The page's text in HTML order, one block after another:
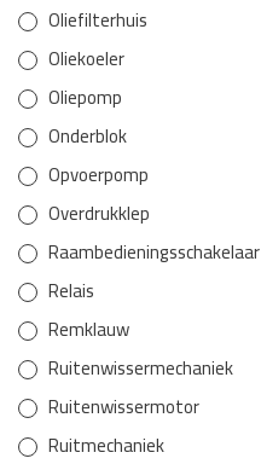
Oliefilterhuis
Oliekoeler
Oliepomp
Onderblok
Opvoerpomp
Overdrukklep
Raambedieningsschakelaar
Relais
Remklauw
Ruitenwissermechaniek
Ruitenwissermotor
Ruitmechaniek